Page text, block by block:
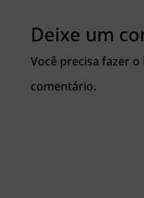
Deixe um
Você precisa fazer o
comentário.